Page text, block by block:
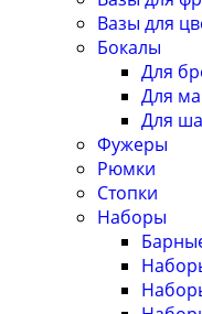
Вазы для
Бокалы
Для
Для
Для
Фужеры
Рюмки
Стопки
Наборы